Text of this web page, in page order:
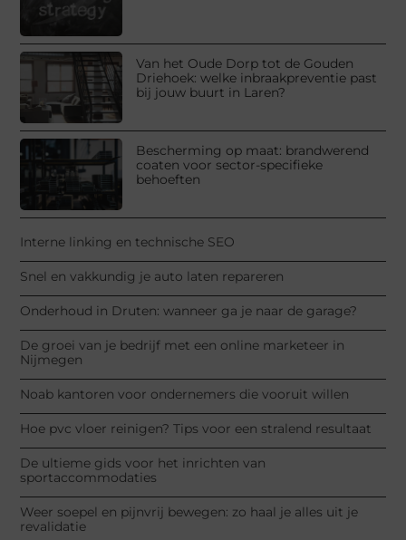
Van het Oude Dorp tot de Gouden
Driehoek: welke inbraakpreventie past
bij jouw buurt in Laren?
Bescherming op maat: brandwerend
coaten voor sector-specifieke
behoeften
Interne linking en technische SEO
Snel en vakkundig je auto laten repareren
Onderhoud in Druten: wanneer ga je naar de garage?
De groei van je bedrijf met een online marketeer in
Nijmegen
Noab kantoren voor ondernemers die vooruit willen
Hoe pvc vloer reinigen? Tips voor een stralend resultaat
De ultieme gids voor het inrichten van
sportaccommodaties
Weer soepel en pijnvrij bewegen: zo haal je alles uit je
revalidatie